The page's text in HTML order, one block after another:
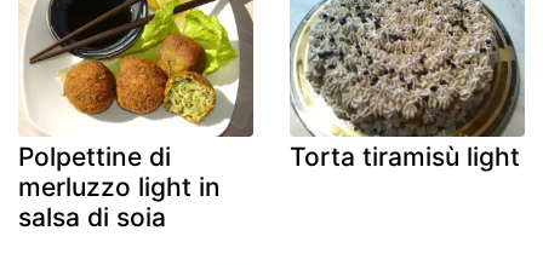
Polpettine di
merluzzo light in
salsa di soia
Torta tiramisù light